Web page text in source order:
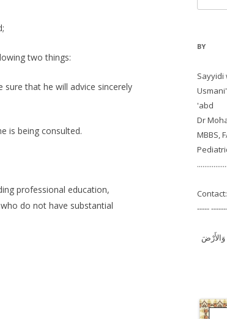
two things:
sure that he will advice sincerely
is being consulted.
professional education,
do not have substantial
for:
BY
Sayyidi
'abd
Dr
MBBS,
Contact:
-----